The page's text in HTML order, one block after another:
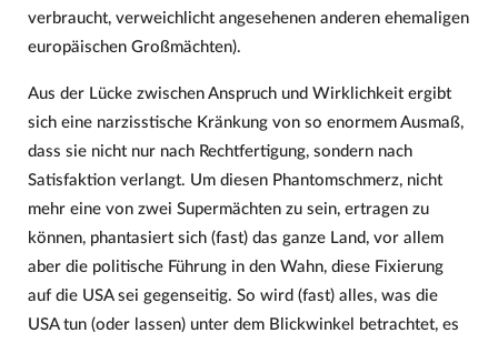
verbraucht, verweichlicht angesehenen anderen ehemaligen
europäischen Großmächten).
Aus der Lücke zwischen Anspruch und Wirklichkeit ergibt
sich eine narzisstische Kränkung von so enormem Ausmaß,
dass sie nicht nur nach Rechtfertigung, sondern nach
Satisfaktion verlangt. Um diesen Phantomschmerz, nicht
mehr eine von zwei Supermächten zu sein, ertragen zu
können, phantasiert sich (fast) das ganze Land, vor allem
aber die politische Führung in den Wahn, diese Fixierung
auf die USA sei gegenseitig. So wird (fast) alles, was die
USA tun (oder lassen) unter dem Blickwinkel betrachtet, es